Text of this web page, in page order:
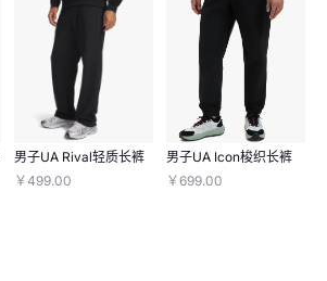
男子UA Rival轻质长裤
￥499.00
男子UA Icon梭织长裤
￥699.00